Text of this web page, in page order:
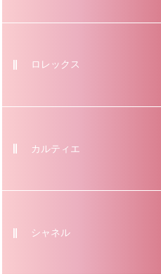
ロレックス
カルティエ
シャネル